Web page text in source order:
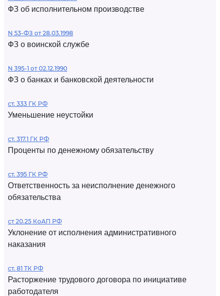
ФЗ об исполнительном производстве
N 53-ФЗ от 28.03.1998
ФЗ о воинской службе
N 395-1 от 02.12.1990
ФЗ о банках и банковской деятельности
ст. 333 ГК РФ
Уменьшение неустойки
ст. 317.1 ГК РФ
Проценты по денежному обязательству
ст. 395 ГК РФ
Ответственность за неисполнение денежного
обязательства
ст 20.25 КоАП РФ
Уклонение от исполнения административного
наказания
ст. 81 ТК РФ
Расторжение трудового договора по инициативе
работодателя